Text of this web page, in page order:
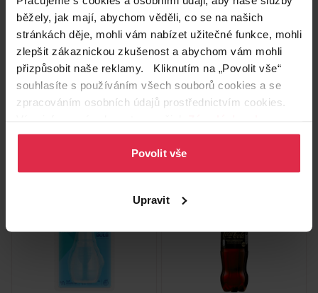
běžely, jak mají, abychom věděli, co se na našich
stránkách děje, mohli vám nabízet užitečné funkce, mohli
zlepšit zákaznickou zkušenost a abychom vám mohli
přizpůsobit naše reklamy. Kliknutím na „Povolit vše“
souhlasíte s používáním všech souborů cookies a se
zpracováním osobních údajů prostřednictvím cookies.
osobních údajů.
Povolit vše
Upravit
Canpol Babies chladicí
kousátko ve tvaru růžového
129,90 Kč
129,90 Kč/ks
Canpol Babies láhev Junior
modrá 400 ml
239,90 Kč
239,90 Kč/ks